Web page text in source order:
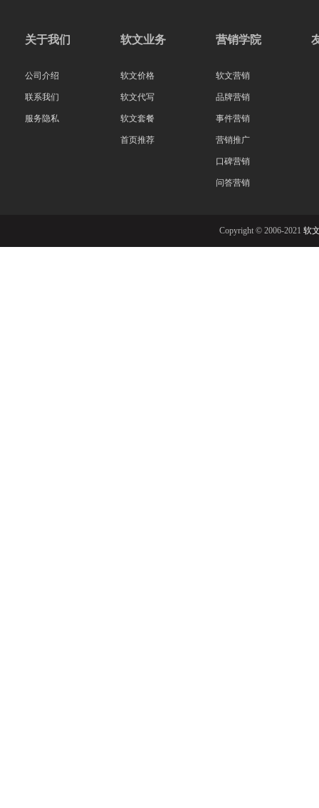
关于我们
公司介绍
联系我们
服务隐私
软文业务
软文价格
软文代写
软文套餐
首页推荐
营销学院
软文营销
品牌营销
事件营销
营销推广
口碑营销
问答营销
Copyright © 2006-2021 软